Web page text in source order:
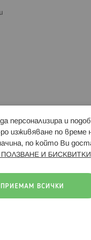
Свързани сайтове:
персонализира и
изживяване по
по който Ви
И БИСКВИТКИ
ПРИЕМАМ ВСИЧКИ